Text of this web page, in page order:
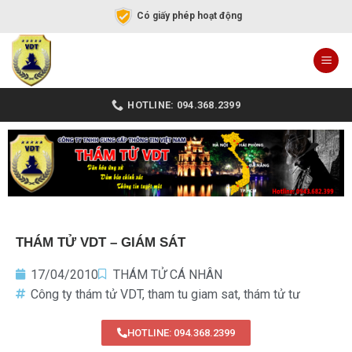
Có giấy phép hoạt động
HOTLINE: 094.368.2399
THÁM TỬ VDT – GIÁM SÁT
17/04/2010
THÁM TỬ CÁ NHÂN
Công ty thám tử VDT, tham tu giam sat, thám tử tư
HOTLINE: 094.368.2399